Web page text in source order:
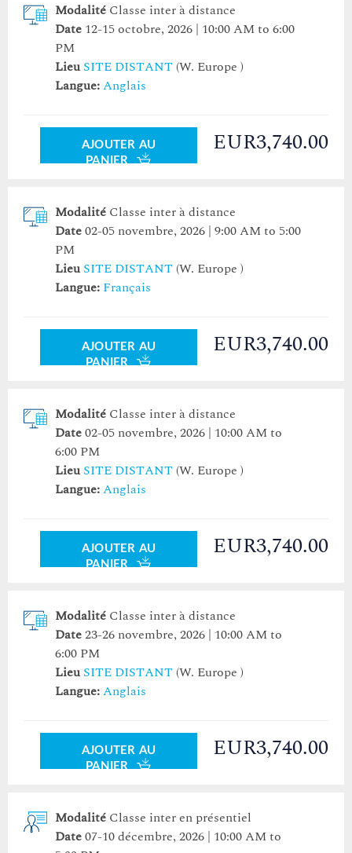
Modalité Classe inter à distance
Date 12-15 octobre, 2026 | 10:00 AM to 6:00
PM
Lieu SITE DISTANT (W. Europe )
Langue:Anglais
AJOUTER AU
PANIER
EUR3,740.00
Modalité Classe inter à distance
Date02-05 novembre, 2026 | 9:00 AM to 5:00
PM
Lieu SITE DISTANT (W. Europe )
Langue: Français
AJOUTER AU
PANIER
EUR3,740.00
Modalité Classe inter à distance
Date02-05 novembre, 2026 | 10:00 AM to
6:00 PM
Lieu SITE DISTANT (W. Europe )
Langue:Anglais
AJOUTER AU
PANIER
EUR3,740.00
Modalité Classe inter à distance
Date23-26 novembre, 2026 | 10:00 AM to
6:00 PM
Lieu SITE DISTANT (W. Europe )
Langue:Anglais
AJOUTER AU
PANIER
EUR3,740.00
Modalité Classe inter en présentiel
Date07-10 décembre, 2026 | 10:00 AM to